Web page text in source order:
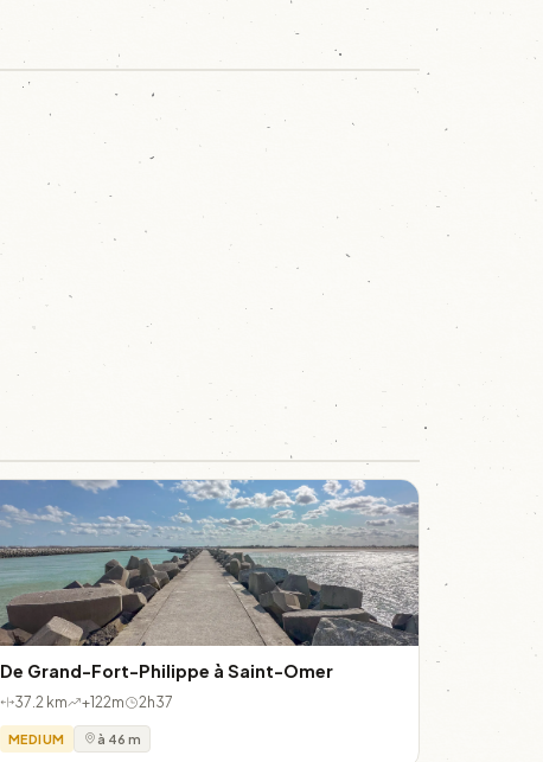
De Grand-Fort-Philippe à Saint-Omer
37.2 km +122m 2h37
MEDIUM à 46 m